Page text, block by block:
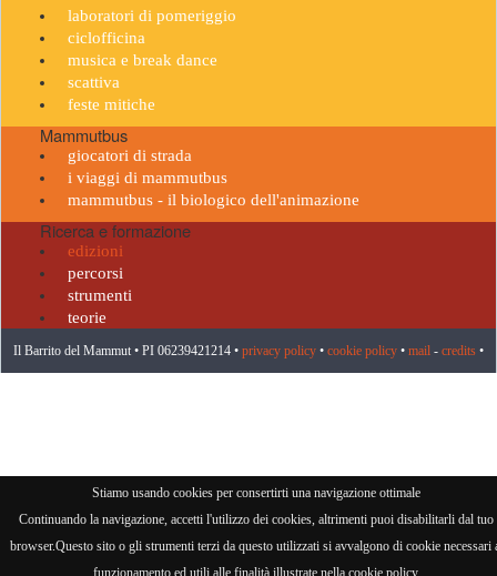
Stiamo usando cookies per consertirti una navigazione ottimale
Continuando la navigazione, accetti l'utilizzo dei cookies, altrimenti puoi disabilitarli dal tuo
browser.Questo sito o gli strumenti terzi da questo utilizzati si avvalgono di cookie necessari
funzionamento ed utili alle finalità illustrate nella cookie policy.
laboratori di pomeriggio
ciclofficina
musica e break dance
scattiva
feste mitiche
Mammutbus
giocatori di strada
i viaggi di mammutbus
mammutbus - il biologico dell'animazione
Ricerca e formazione
edizioni
percorsi
strumenti
teorie
Il Barrito del Mammut • PI 06239421214 • privacy policy • cookie policy • mail - credits •